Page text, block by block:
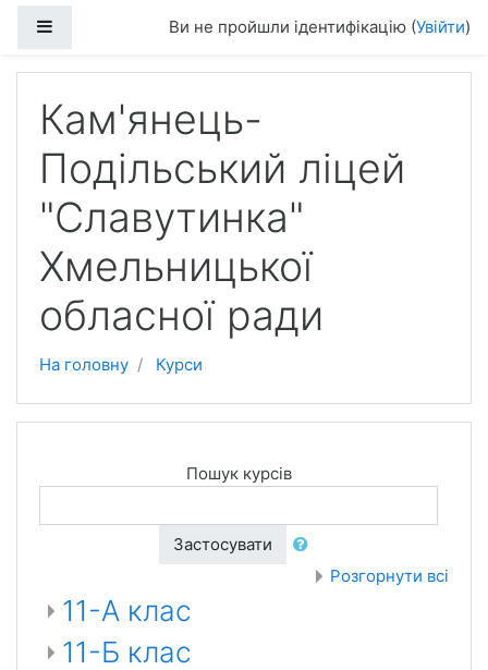
Ви не пройшли ідентифікацію (Увійти)
Кам'янець-
Подільський ліцей
"Славутинка"
Хмельницької
обласної ради
На головну Курси
Пошук курсів
Застосувати
Розгорнути всі
11-А клас
11-Б клас